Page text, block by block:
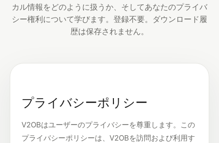
カル情報をどのように扱うか、そしてあなたのプライバ
シー権利について学びます。登録不要。ダウンロード履
歴は保存されません。
プライバシーポリシー
V2OBはユーザーのプライバシーを尊重します。この
プライバシーポリシーは、V2OBを訪問および利用す